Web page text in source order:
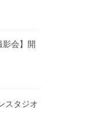
影会】開
スタジオ